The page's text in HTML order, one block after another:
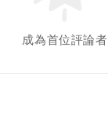
成為首位評論者